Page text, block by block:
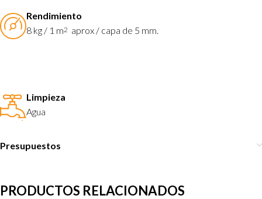
Rendimiento
8 kg / 1 m2 aprox / capa de 5 mm.
Limpieza
Agua
Presupuestos
PRODUCTOS RELACIONADOS